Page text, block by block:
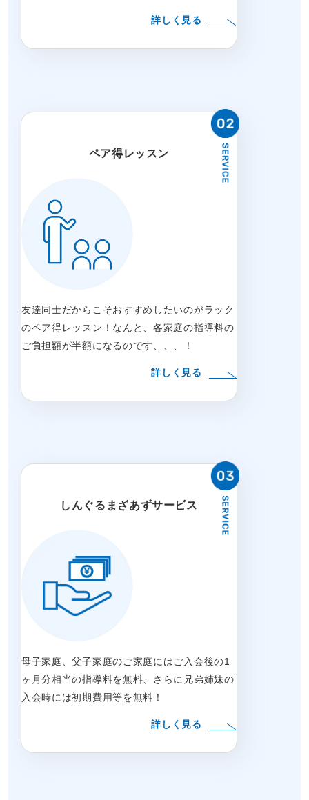
詳しく見る
ペア得レッスン
友達同士だからこそおすすめしたいのがラック
のペア得レッスン！なんと、各家庭の指導料の
ご負担額が半額になるのです、、、！
詳しく見る
しんぐるまざあずサービス
母子家庭、父子家庭のご家庭にはご入会後の1
ヶ月分相当の指導料を無料、さらに兄弟姉妹の
入会時には初期費用等を無料！
詳しく見る